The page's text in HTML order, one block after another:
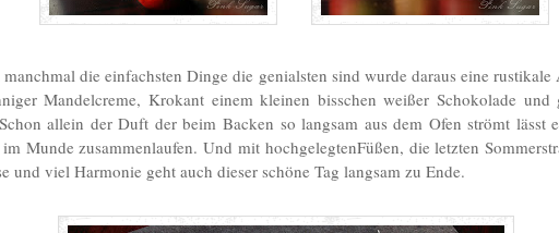
die einfachsten Dinge die genialsten sind wurde daraus eine rustikale
Mandelcreme, Krokant einem kleinen bisschen weißer Schokolade und
allein der Duft der beim Backen so langsam aus dem Ofen strömt lässt
im Munde zusammenlaufen. Und mit hochgelegtenFüßen, die letzten
und viel Harmonie geht auch dieser schöne Tag langsam zu Ende.